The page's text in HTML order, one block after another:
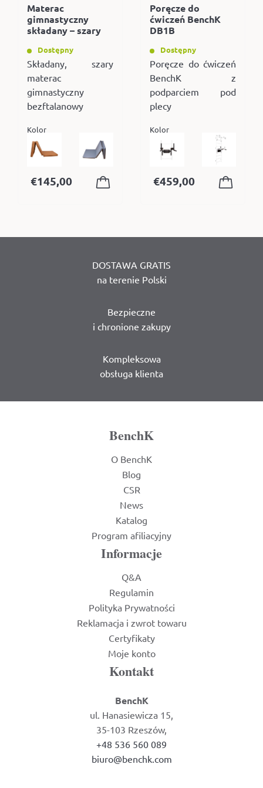
Materac
gimnastyczny
składany – szary
Dostępny
Składany, szary
materac
gimnastyczny
bezftalanowy
Kolor
€145,00
Poręcze do
ćwiczeń BenchK
DB1B
Dostępny
Poręcze do ćwiczeń
BenchK z
podparciem pod
plecy
Kolor
€459,00
DOSTAWA GRATIS
na terenie Polski
Bezpieczne
i chronione zakupy
Kompleksowa
obsługa klienta
BenchK
O BenchK
Blog
CSR
News
Katalog
Program afiliacyjny
Informacje
Q&A
Regulamin
Polityka Prywatności
Reklamacja i zwrot towaru
Certyfikaty
Moje konto
Kontakt
BenchK
ul. Hanasiewicza 15,
35-103 Rzeszów,
+48 536 560 089
biuro@benchk.com